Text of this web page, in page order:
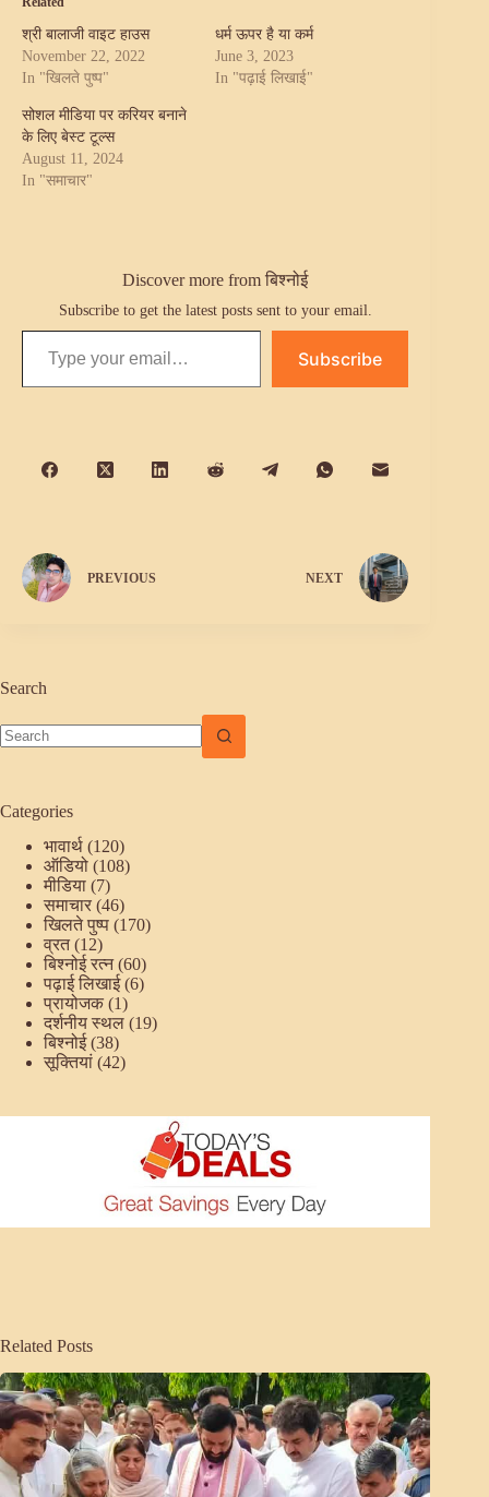
श्री बालाजी वाइट हाउस
November 22, 2022
In "खिलते पुष्प"
धर्म ऊपर है या कर्म
June 3, 2023
In "पढ़ाई लिखाई"
सोशल मीडिया पर करियर बनाने
के लिए बेस्ट टूल्स
August 11, 2024
In "समाचार"
Discover more from बिश्नोई
Subscribe to get the latest posts sent to your email.
Type your email…
Subscribe
PREVIOUS NEXT
Search
Categories
भावार्थ (120)
ऑडियो (108)
मीडिया (7)
समाचार (46)
खिलते पुष्प (170)
व्रत(12)
बिश्नोई रत्न(60)
पढ़ाई लिखाई(6)
प्रायोजक (1)
दर्शनीय स्थल (19)
बिश्नोई(38)
सूक्तियां (42)
Related Posts